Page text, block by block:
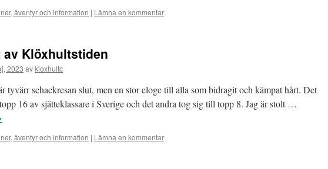
äventyr och information | Lämna en kommentar
Klöxhultstiden
2023 avkloxhultc
tyvärr schackresan slut, men en stor eloge till alla som bidragit och kämpat hårt. Det
16 av sjätteklassare i Sverige och det andra tog sig till topp 8. Jag är stolt …
äventyr och information | Lämna en kommentar